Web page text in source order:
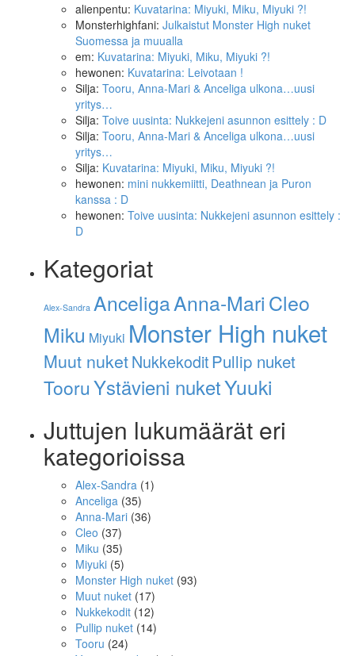
alienpentu: Kuvatarina: Miyuki, Miku, Miyuki ?!
Monsterhighfani: Julkaistut Monster High nuket
Suomessa ja muualla
em: Kuvatarina: Miyuki, Miku, Miyuki ?!
hewonen: Kuvatarina: Leivotaan !
Silja: Tooru, Anna-Mari & Anceliga ulkona…uusi
yritys…
Silja: Toive uusinta: Nukkejeni asunnon esittely : D
Silja: Tooru, Anna-Mari & Anceliga ulkona…uusi
yritys…
Silja: Kuvatarina: Miyuki, Miku, Miyuki ?!
hewonen: mini nukkemiitti, Deathnean ja Puron
kanssa : D
hewonen: Toive uusinta: Nukkejeni asunnon esittely :
D
Kategoriat
Alex-Sandra AnceligaAnna-MariCleo
Miku Miyuki Monster High nuket
Muut nuketNukkekoditPullip nuket
TooruYstävieni nuketYuuki
Juttujen lukumäärät eri
kategorioissa
Alex-Sandra (1)
Anceliga (35)
Anna-Mari (36)
Cleo (37)
Miku (35)
Miyuki (5)
Monster High nuket (93)
Muut nuket (17)
Nukkekodit (12)
Pullip nuket (14)
Tooru (24)